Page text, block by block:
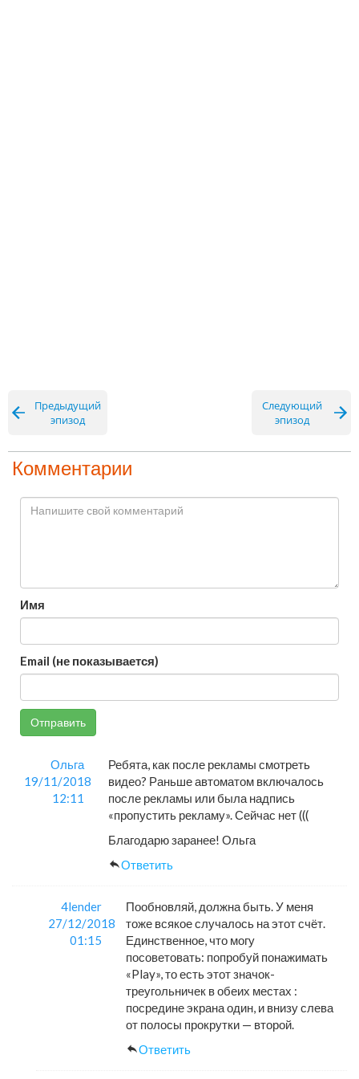
Предыдущий
эпизод
Следующий
эпизод
Комментарии
Имя
Email (не показывается)
Отправить
Ольга
19/11/2018
12:11
Ребята, как после рекламы смотреть
видео? Раньше автоматом включалось
после рекламы или была надпись
«пропустить рекламу». Сейчас нет (((
Благодарю заранее! Ольга
Ответить
4lender
27/12/2018
01:15
Пообновляй, должна быть. У меня
тоже всякое случалось на этот счёт.
Единственное, что могу
посоветовать: попробуй понажимать
«Play», то есть этот значок-
треугольничек в обеих местах :
посредине экрана один, и внизу слева
от полосы прокрутки — второй.
Ответить